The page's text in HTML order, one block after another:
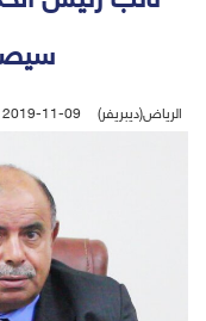
الرياض(ديبريفر) 2019-11-09 | منذ 3 سنة